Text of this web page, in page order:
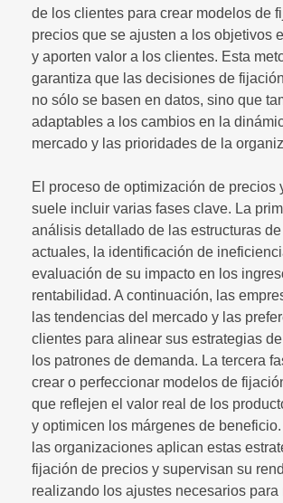
de los clientes para crear modelos de
precios que se ajusten a los objetivos
y aporten valor a los clientes. Esta
garantiza que las decisiones de
no sólo se basen en datos, sino que
adaptables a los cambios en la
mercado y las prioridades de la
El proceso de optimización de precios
suele incluir varias fases clave. La
análisis detallado de las estructuras
actuales, la identificación de
evaluación de su impacto en los
rentabilidad. A continuación, las
las tendencias del mercado y las
clientes para alinear sus estrategias
los patrones de demanda. La tercera
crear o perfeccionar modelos de
que reflejen el valor real de los
y optimicen los márgenes de
las organizaciones aplican estas
fijación de precios y supervisan su
realizando los ajustes necesarios para